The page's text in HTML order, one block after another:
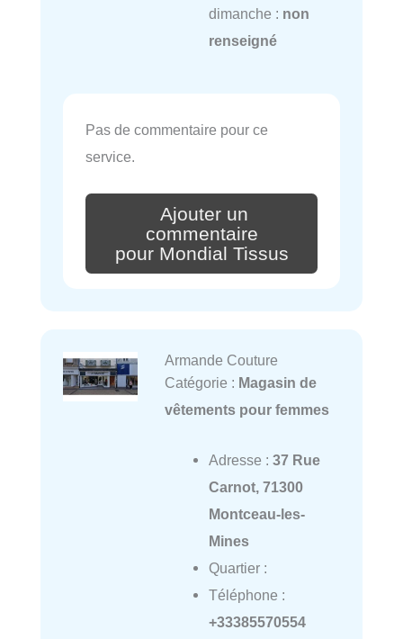
dimanche : non
renseigné
Pas de commentaire pour ce
service.
Ajouter un
commentaire
pour Mondial Tissus
Armande Couture
Catégorie : Magasin de
vêtements pour femmes
Adresse : 37 Rue
Carnot, 71300
Montceau-les-
Mines
Quartier :
Téléphone :
+33385570554